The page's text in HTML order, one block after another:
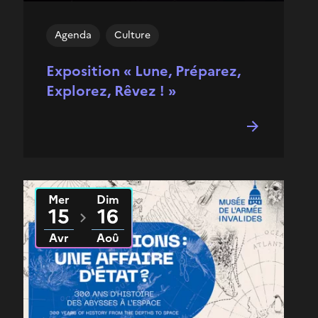
Exposition « Lune, Préparez,
Explorez, Rêvez ! »
Agenda Culture
Du
Mer
15
Avr
2026 au
Dim
16
Aoû
2026